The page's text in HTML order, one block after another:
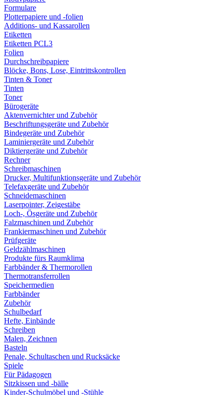
Formulare
Plotterpapiere und -folien
Additions- und Kassarollen
Etiketten
Etiketten PCL3
Folien
Durchschreibpapiere
Blöcke, Bons, Lose, Eintrittskontrollen
Tinten & Toner
Tinten
Toner
Bürogeräte
Aktenvernichter und Zubehör
Beschriftungsgeräte und Zubehör
Bindegeräte und Zubehör
Laminiergeräte und Zubehör
Diktiergeräte und Zubehör
Rechner
Schreibmaschinen
Drucker, Multifunktionsgeräte und Zubehör
Telefaxgeräte und Zubehör
Schneidemaschinen
Laserpointer, Zeigestäbe
Loch-, Ösgeräte und Zubehör
Falzmaschinen und Zubehör
Frankiermaschinen und Zubehör
Prüfgeräte
Geldzählmaschinen
Produkte fürs Raumklima
Farbbänder & Thermorollen
Thermotransferrollen
Speichermedien
Farbbänder
Zubehör
Schulbedarf
Hefte, Einbände
Schreiben
Malen, Zeichnen
Basteln
Penale, Schultaschen und Rucksäcke
Spiele
Für Pädagogen
Sitzkissen und -bälle
Kinder-Schulmöbel und -Stühle